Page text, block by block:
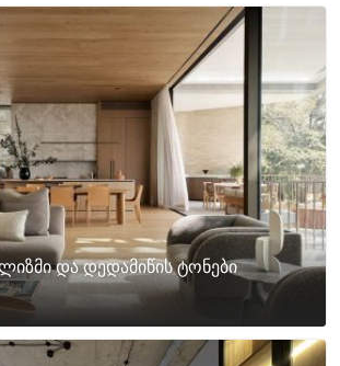
და დედამიწის ტონები